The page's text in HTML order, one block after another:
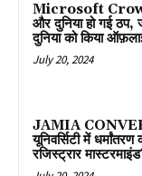
Microsoft
और दुनिया हो गई
दुनिया को किया
July 20, 2024
JAMIA
यूनिवर्सिटी में
रजिस्ट्रार